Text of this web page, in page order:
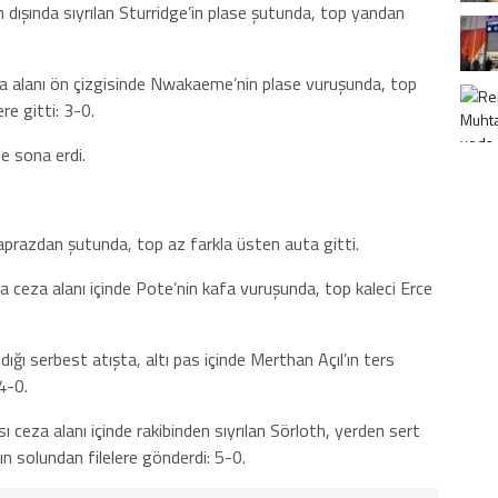
sıyrılan Sturridge’in plase şutunda, top yandan
alanı ön çizgisinde Nwakaeme’nin plase vuruşunda, top
gitti: 3-0.
sona erdi.
şutunda, top az farkla üsten auta gitti.
ceza alanı içinde Pote’nin kafa vuruşunda, top kaleci Erce
serbest atışta, altı pas içinde Merthan Açıl’ın ters
0.
ceza alanı içinde rakibinden sıyrılan Sörloth, yerden sert
solundan filelere gönderdi: 5-0.